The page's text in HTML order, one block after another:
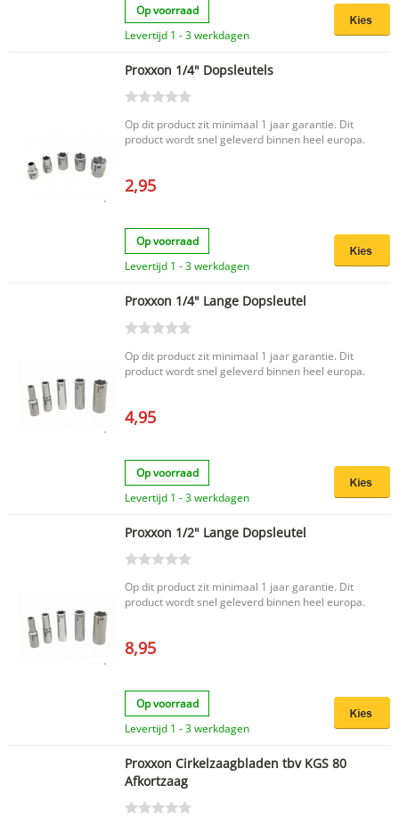
Op voorraad
Levertijd 1 - 3 werkdagen
Proxxon 1/4" Dopsleutels
Op dit product zit minimaal 1 jaar garantie. Dit
product wordt snel geleverd binnen heel europa.
2,95
Op voorraad
Levertijd 1 - 3 werkdagen
Proxxon 1/4" Lange Dopsleutel
Op dit product zit minimaal 1 jaar garantie. Dit
product wordt snel geleverd binnen heel europa.
4,95
Op voorraad
Levertijd 1 - 3 werkdagen
Proxxon 1/2" Lange Dopsleutel
Op dit product zit minimaal 1 jaar garantie. Dit
product wordt snel geleverd binnen heel europa.
8,95
Op voorraad
Levertijd 1 - 3 werkdagen
Proxxon Cirkelzaagbladen tbv KGS 80
Afkortzaag